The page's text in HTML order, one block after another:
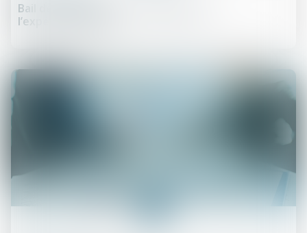
Bail de réhabilitation : lancement de
l’expérimentation